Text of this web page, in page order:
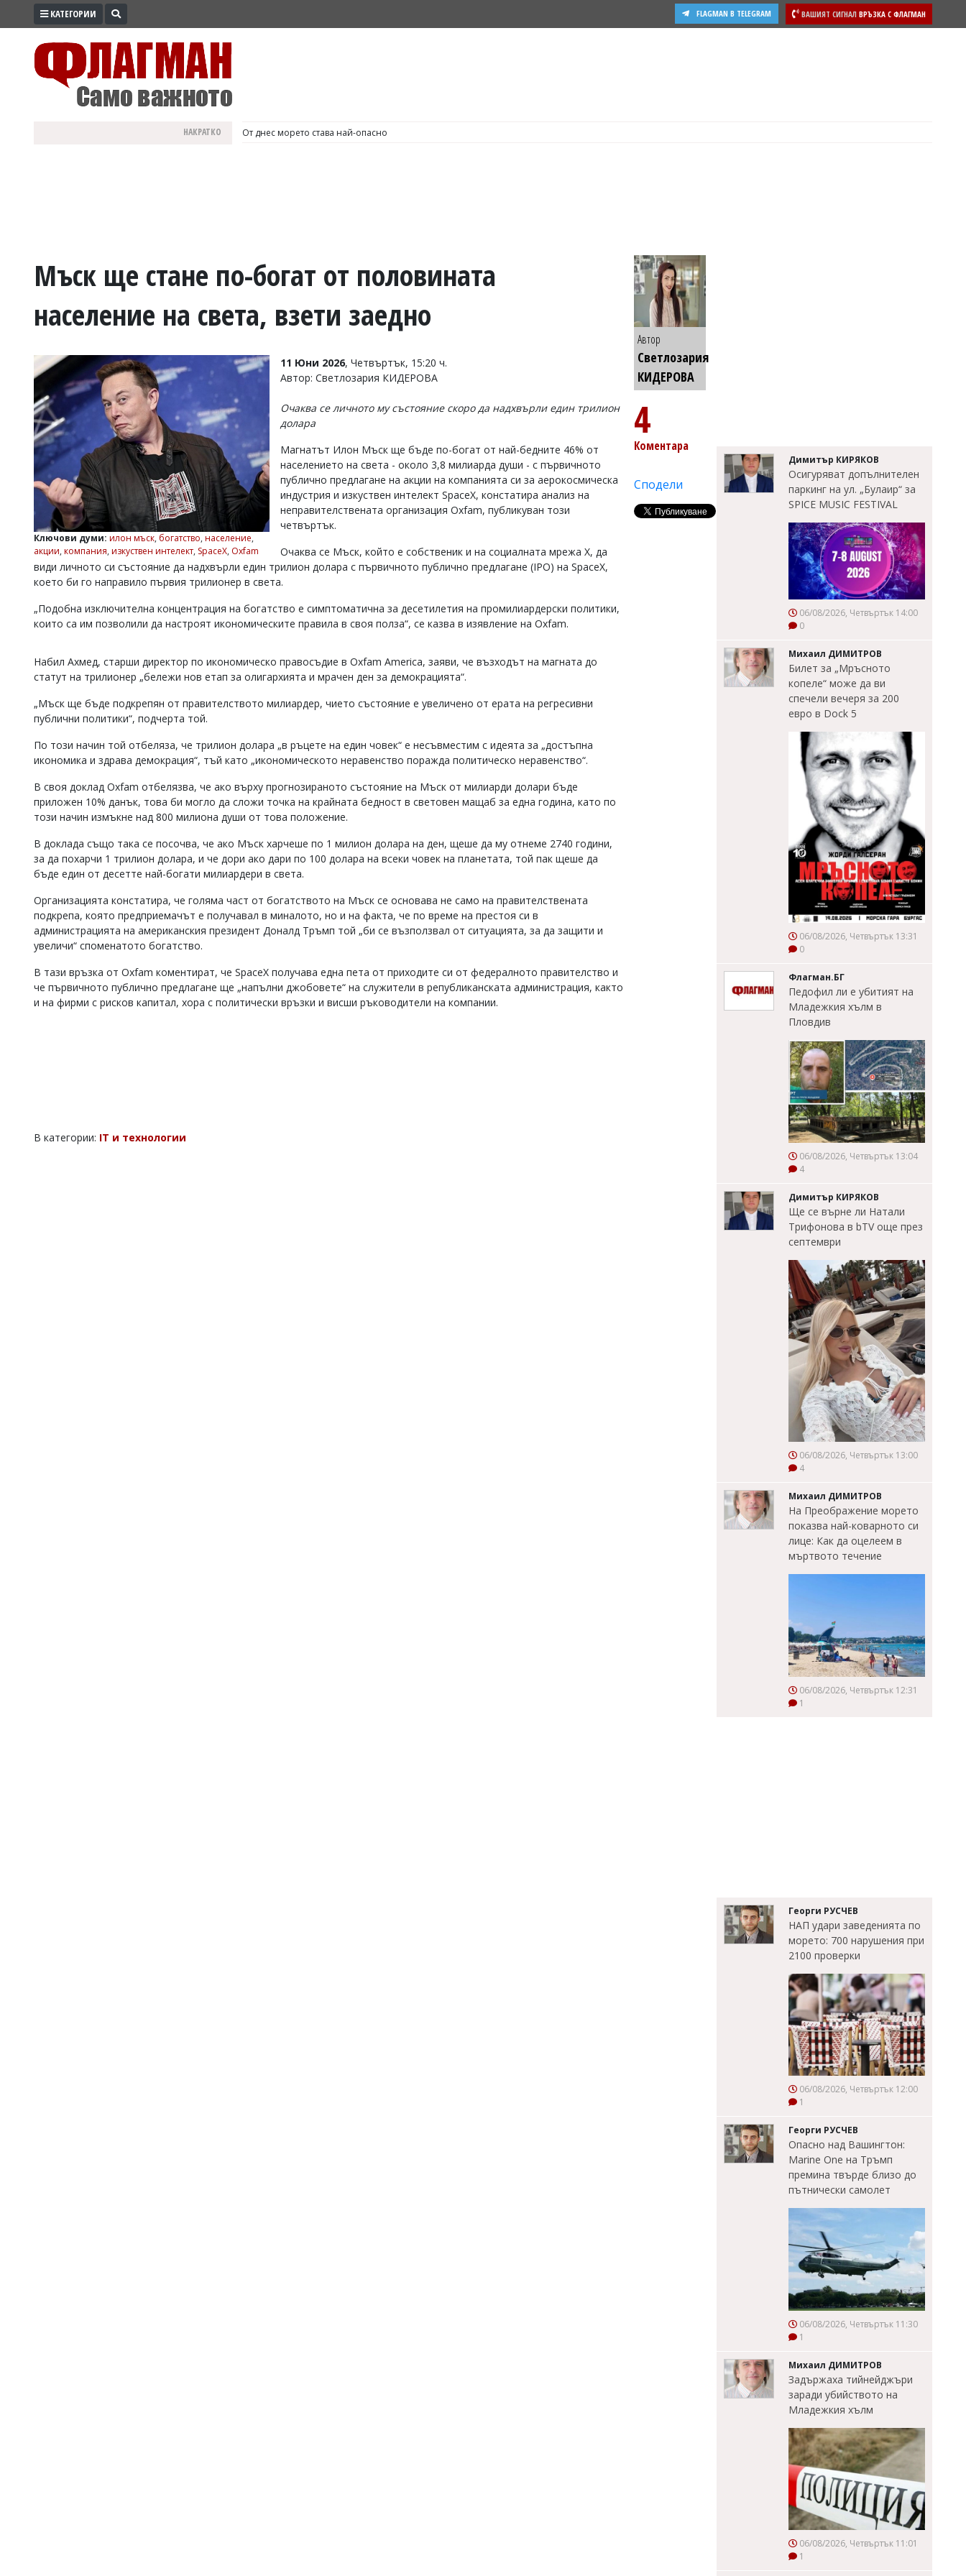
ПРОМО
ВОЙНАТА
УКРАЙНА
РАЗСЛЕДВАНЕ
Управители:
Веселин
Василев,
v.vasilev@flagman.bg
Касабова,
k.kassabova@flagman.bg
Главен
редактор:
Коментарите
въвеждат
редакцията
отговорност
откриете
обиден
коментар,
сигнализирайте
КАТЕГОРИИ ВАШИЯТ СИГНАЛ ВРЪЗКА С ФЛАГМАН
FLAGMAN В TELEGRAM
НАКРАТКО България е №1 в ЕС по пушене на цигари
Мъск ще стане по-богат от половината
население на света, взети заедно
Ключови думи: илон мъск, богатство, население,
акции, компания, изкуствен интелект, SpaceX, Oxfam
11 Юни 2026, Четвъртък, 15:20 ч.
Автор: Светлозария КИДЕРОВА
Очаква се личното му състояние скоро да надхвърли един трилион
долара
Магнатът Илон Мъск ще бъде по-богат от най-бедните 46% от
населението на света - около 3,8 милиарда души - с първичното
публично предлагане на акции на компанията си за аерокосмическа
индустрия и изкуствен интелект SpaceX, констатира анализ на
неправителствената организация Oxfam, публикуван този
четвъртък.
Очаква се Мъск, който е собственик и на социалната мрежа X, да
види личното си състояние да надхвърли един трилион долара с първичното публично предлагане (IPO) на SpaceX,
което би го направило първия трилионер в света.
„Подобна изключителна концентрация на богатство е симптоматична за десетилетия на промилиардерски политики,
които са им позволили да настроят икономическите правила в своя полза“, се казва в изявление на Oxfam.
Набил Ахмед, старши директор по икономическо правосъдие в Oxfam America, заяви, че възходът на магната до
статут на трилионер „бележи нов етап за олигархията и мрачен ден за демокрацията“.
„Мъск ще бъде подкрепян от правителството милиардер, чието състояние е увеличено от ерата на регресивни
публични политики“, подчерта той.
По този начин той отбеляза, че трилион долара „в ръцете на един човек“ е несъвместим с идеята за „достъпна
икономика и здрава демокрация“, тъй като „икономическото неравенство поражда политическо неравенство“.
В своя доклад Oxfam отбелязва, че ако върху прогнозираното състояние на Мъск от милиарди долари бъде
приложен 10% данък, това би могло да сложи точка на крайната бедност в световен мащаб за една година, като по
този начин измъкне над 800 милиона души от това положение.
В доклада също така се посочва, че ако Мъск харчеше по 1 милион долара на ден, щеше да му отнеме 2740 години,
за да похарчи 1 трилион долара, и че дори ако дари по 100 долара на всеки човек на планетата, той пак щеше да
бъде един от десетте най-богати милиардери в света.
Организацията констатира, че голяма част от богатството на Мъск се основава не само на правителствената
подкрепа, която предприемачът е получавал в миналото, но и на факта, че по време на престоя си в
администрацията на американския президент Доналд Тръмп той „би се възползвал от ситуацията, за да защити и
увеличи“ споменатото богатство.
В тази връзка от Oxfam коментират, че SpaceX получава една пета от приходите си от федералното правителство и
че първичното публично предлагане ще „напълни джобовете“ на служители в републиканската администрация, както
и на фирми с рисков капитал, хора с политически връзки и висши ръководители на компании.
В категории: IT и технологии
Автор
Светлозария
КИДЕРОВА
4
Коментара
Сподели
Димитър КИРЯКОВ
Осигуряват допълнителен
паркинг на ул. „Булаир“ за
SPICE MUSIC FESTIVAL
06/08/2026, Четвъртък 14:00
0
Михаил ДИМИТРОВ
Билет за „Мръсното
копеле“ може да ви
спечели вечеря за 200
евро в Dock 5
06/08/2026, Четвъртък 13:31
0
Флагман.БГ
Педофил ли е убитият на
Младежкия хълм в
Пловдив
06/08/2026, Четвъртък 13:04
4
Димитър КИРЯКОВ
Ще се върне ли Натали
Трифонова в bTV още през
септември
06/08/2026, Четвъртък 13:00
4
Михаил ДИМИТРОВ
На Преображение морето
показва най-коварното си
лице: Как да оцелеем в
мъртвото течение
06/08/2026, Четвъртък 12:31
1
Георги РУСЧЕВ
НАП удари заведенията по
морето: 700 нарушения при
2100 проверки
06/08/2026, Четвъртък 12:00
1
Георги РУСЧЕВ
Опасно над Вашингтон:
Marine One на Тръмп
премина твърде близо до
пътнически самолет
06/08/2026, Четвъртък 11:30
1
Михаил ДИМИТРОВ
Задържаха тийнейджъри
заради убийството на
Младежкия хълм
06/08/2026, Четвъртък 11:01
1